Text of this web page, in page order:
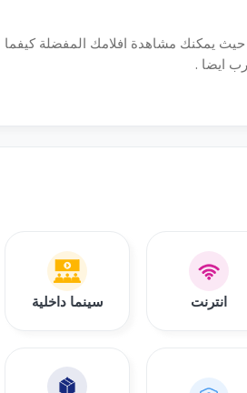
حيث يمكنك مشاهدة افلامك المفضلة
ايضا .
انترنت سينما داخلية